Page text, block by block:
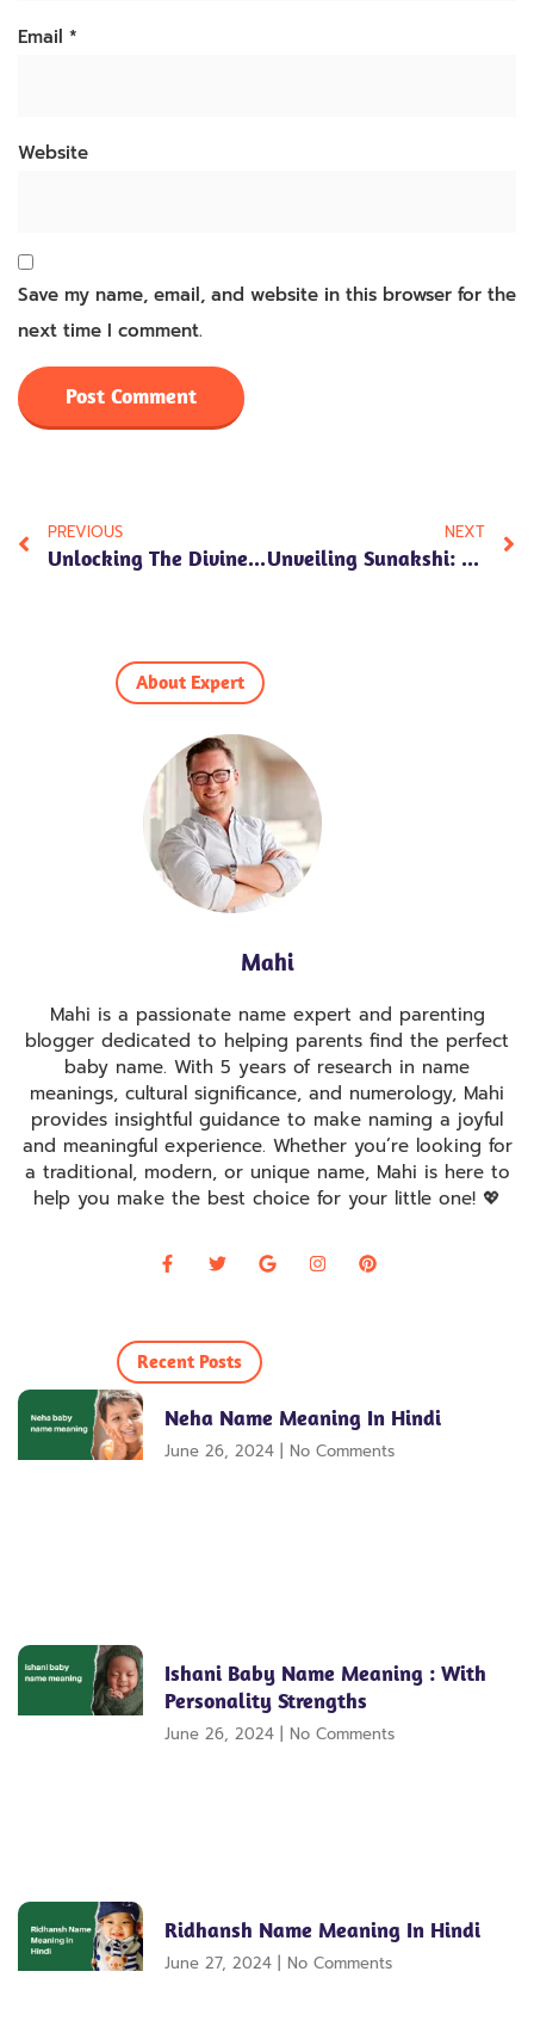
Email *
Website
Save my name, email, and website in this browser for the
next time I comment.
PREVIOUS
Unlocking The Divine: Exploring Devanshi Name Meaning In Hindi, Numerology Insights, Personality Traits, And Cultural Significance
NEXT
Unveiling Sunakshi: Meaning In Hindi, Numerology Insights, Personality Traits, And Cultural Significance
About Expert
Mahi
Mahi is a passionate name expert and parenting
blogger dedicated to helping parents find the perfect
baby name. With 5 years of research in name
meanings, cultural significance, and numerology, Mahi
provides insightful guidance to make naming a joyful
and meaningful experience. Whether you’re looking for
a traditional, modern, or unique name, Mahi is here to
help you make the best choice for your little one! 💖
Recent Posts
Neha Name Meaning In Hindi
June 26, 2024 No Comments
Ishani Baby Name Meaning : With
Personality Strengths
June 26, 2024 No Comments
Ridhansh Name Meaning In Hindi
June 27, 2024 No Comments